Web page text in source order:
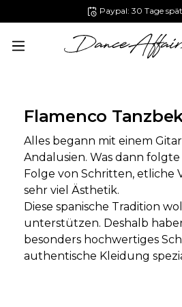
Paypal: 30 Tage
Flamenco
Alles begann mit einem
Andalusien. Was dann
Folge von Schritten, etliche
sehr viel Ästhetik.
Diese spanische Tradition
unterstützen. Deshalb
besonders hochwertiges
authentische Kleidung